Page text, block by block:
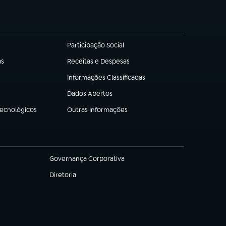
Participação Social
(abre em nova aba)
Receitas e Despesas
(abre em nova aba)
Informações Classificadas
(abre em nova aba)
Dados Abertos
(abre em nova aba)
Outras Informações
(abre em nova aba)
Governança Corporativa
(abre em nova aba)
Diretoria
(abre em nova aba)